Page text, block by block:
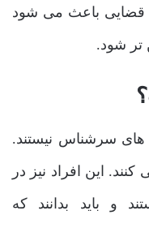
باعث می ‌شود
‌تر شود.
‌های سرشناس نیستند.
این افراد نیز در
و باید بدانند که